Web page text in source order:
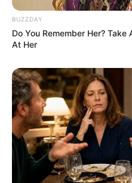
ΣΥΜΠΟΣΙΟ ΤΗΣ
MISS ROSE 148 χρώματα
Makeup μόλις 39,90
ΣΤΗΡΙΞΤΕ ΤΗΝ
ΑΦΗΣΕΤΕ ΝΑ ΚΛΕΙΣΕΙ
ΒΟΗΘΕΙΣΤΕ ΜΑΣ
ΔΩΡΕΑ..ΠΑΤΗΣΤΕ ΤΟ
ΠΑΡΑΚΑΤΩ(απλά εδώ να
προχωρήσει η
BUZZDAY
Do You Remember Her?
At Her